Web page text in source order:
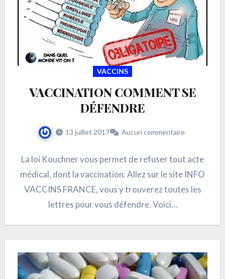
VACCINS
VACCINATION COMMENT SE
DÉFENDRE
13 juillet 2017 Aucun commentaire
La loi Kouchner vous permet de refuser tout acte
médical, dont la vaccination. Allez sur le site INFO
VACCINS FRANCE, vous y trouverez toutes les
lettres pour vous défendre. Voici…